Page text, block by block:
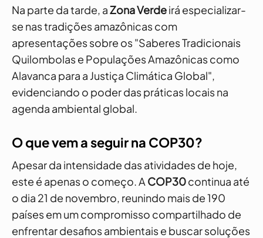
Na parte da tarde, aZona Verdeirá especializar-
se nas tradições amazônicas com
apresentações sobre os "Saberes Tradicionais
Quilombolas e Populações Amazônicas como
Alavanca para a Justiça Climática Global",
evidenciando o poder das práticas locais na
agenda ambiental global.
O que vem a seguir na COP30?
Apesar da intensidade das atividades de hoje,
este é apenas o começo. A COP30continua até
o dia 21 de novembro, reunindo mais de 190
países em um compromisso compartilhado de
enfrentar desafios ambientais e buscar soluções